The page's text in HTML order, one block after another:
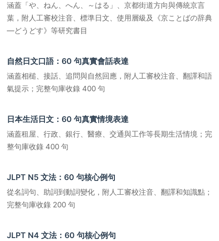
涵蓋「や、ねん、へん、～はる」、京都街道方向與傳統京言
葉，附人工審校注音、標準日文、使用層級及《京ことばの辞典
―どうどす》等研究書目
自然日文口語：60 句真實會話表達
涵蓋相槌、接話、追問與自然回應，附人工審校注音、翻譯和語
氣提示；完整句庫收錄 400 句
日本生活日文：60 句真實情境表達
涵蓋租屋、行政、銀行、醫療、交通與工作等長期生活情境；完
整句庫收錄 400 句
JLPT N5 文法：60 句核心例句
從名詞句、助詞到動詞變化，附人工審校注音、翻譯和知識點；
完整句庫收錄 200 句
JLPT N4 文法：60 句核心例句